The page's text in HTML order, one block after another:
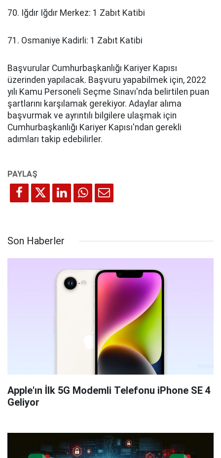
70. Iğdır Iğdır Merkez: 1 Zabıt Katibi
71. Osmaniye Kadirli: 1 Zabıt Katibi
Başvurular Cumhurbaşkanlığı Kariyer Kapısı
üzerinden yapılacak. Başvuru yapabilmek için, 2022
yılı Kamu Personeli Seçme Sınavı'nda belirtilen puan
şartlarını karşılamak gerekiyor. Adaylar alıma
başvurmak ve ayrıntılı bilgilere ulaşmak için
Cumhurbaşkanlığı Kariyer Kapısı'ndan gerekli
adımları takip edebilirler.
Son Haberler
Apple'ın İlk 5G Modemli Telefonu iPhone SE 4
Geliyor